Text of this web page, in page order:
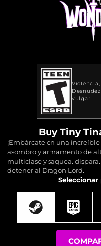
Violencia
vulgar
Buy Tiny
¡Embárcate en una
asombro y armamento de
multiclase y saquea,
detener al Dragon Lord.
Seleccionar